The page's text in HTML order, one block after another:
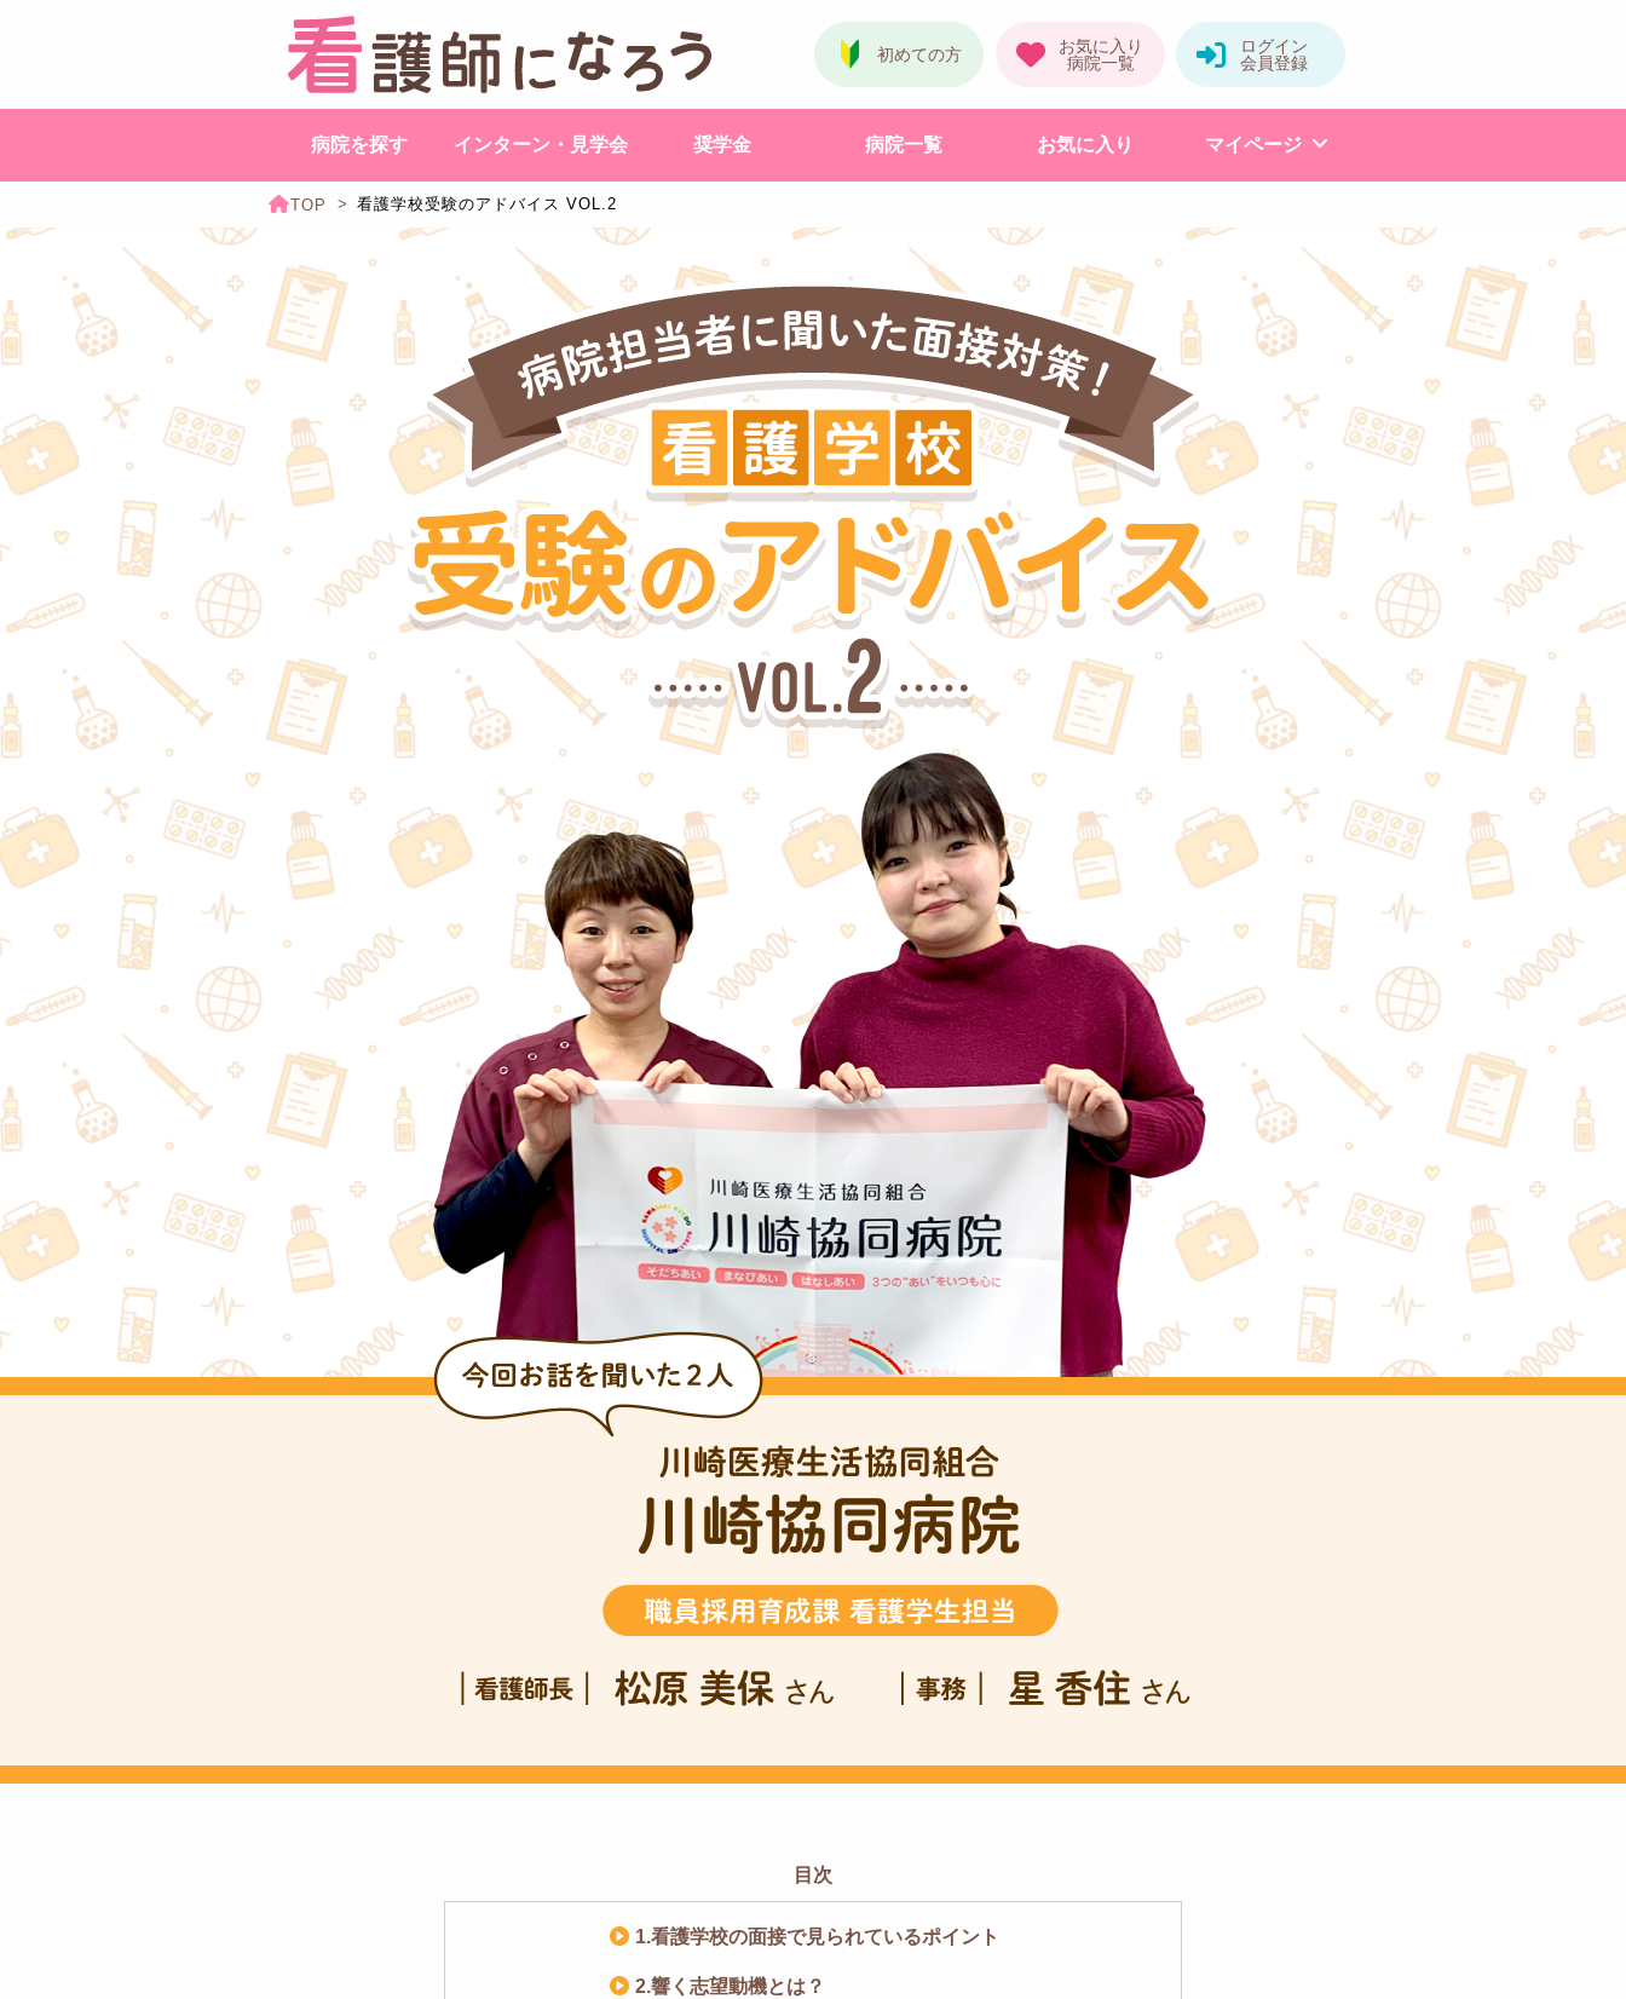
病院を探す インターン・見学会 奨学金 病院一覧 お気に入り マイページ
看護学校受験のアドバイス VOL.2
目次
1.看護学校の面接で見られているポイント
2.響く志望動機とは？